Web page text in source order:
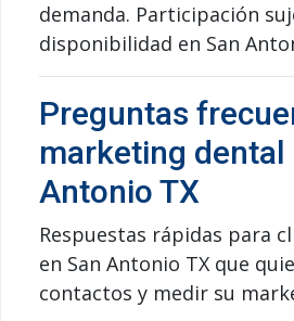
demanda. Participación
disponibilidad en San
Preguntas
marketing dental
Antonio TX
Respuestas rápidas para
en San Antonio TX que
contactos y medir su